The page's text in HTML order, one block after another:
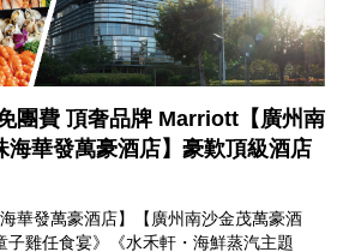
團費 頂奢品牌 Marriott【廣州南
海華發萬豪酒店】豪歎頂級酒店
華發萬豪酒店】【廣州南沙金茂萬豪酒
子雞任食宴》《水禾軒・海鮮蒸汽主題